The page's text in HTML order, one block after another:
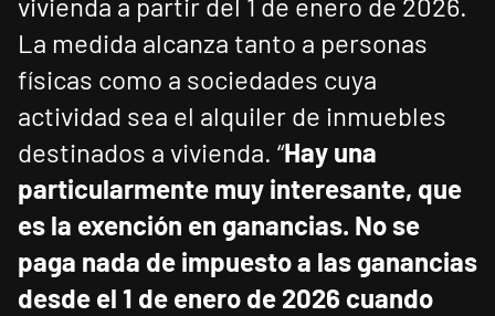
La medida alcanza tanto a personas
físicas como a sociedades cuya
actividad sea el alquiler de inmuebles
destinados a vivienda. “Hay una
particularmente muy interesante, que
es la exención en ganancias. No se
paga nada de impuesto a las ganancias
desde el 1 de enero de 2026 cuando